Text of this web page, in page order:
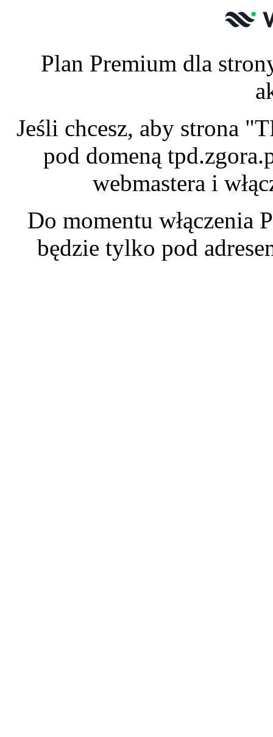
Plan Premium dla
Jeśli chcesz, aby strona
pod domeną
webmastera i
Do momentu włączenia
będzie tylko pod